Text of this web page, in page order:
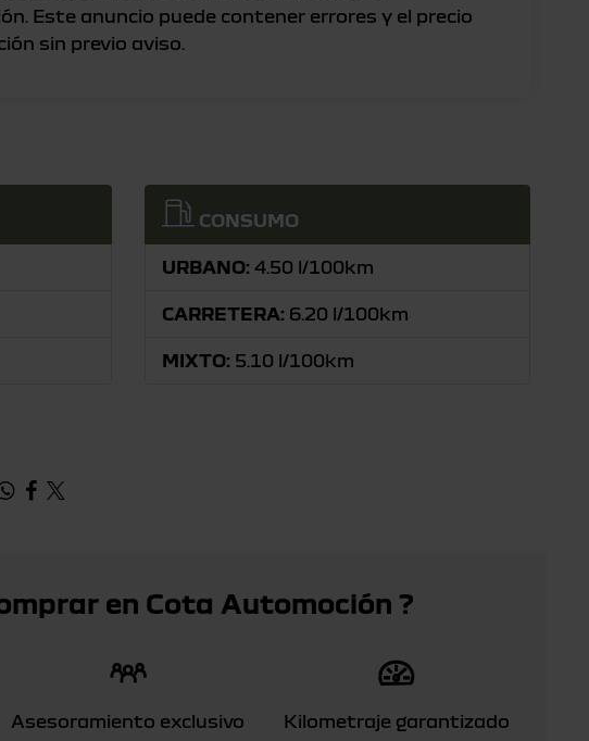
Este anuncio puede contener errores y el precio
CONSUMO
URBANO: 4.50 l/100km
CARRETERA: 6.20 l/100km
MIXTO: 5.10 l/100km
en Cota Automoción ?
Asesoramiento exclusivo Kilometraje garantizado